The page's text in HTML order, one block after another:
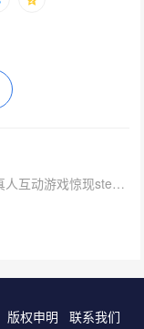
下一篇：不止恋爱！可玩性，游戏性更强的真人互动游戏惊现steam商店页
版权申明 联系我们